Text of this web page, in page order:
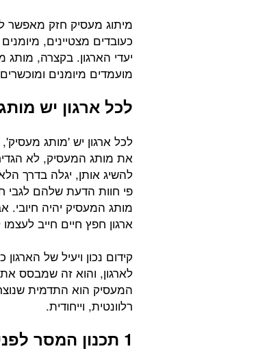
מיתוג מעסיק חזק מאפשר
כעובדים מצטיינים,
יעדי הארגון. בקצרה,
מועמדים מיומנים
לכל ארגון יש
לכל ארגון יש 'מותג
את מותג המעסיק, לא
להשיג אותן, יגלה בדרך
פי חוות הדעת שלהם לגבי
מותג המעסיק יהיה חיובי.
ארגון חפץ חיים חייב
קידום נכון ויעיל של
לארגון, והוא זה שמבסס
המעסיק הוא התדמית
רלוונטית, וייחודית.
1 תכנון המסר לפני קמפיין הגיוס